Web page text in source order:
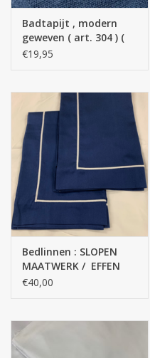
Badtapijt , modern
geweven ( art. 304 ) (
100 % katoen )
€19,95
Bedlinnen : SLOPEN
MAATWERK / EFFEN
KLEUREN TOP
300 Thread Counts
€40,00